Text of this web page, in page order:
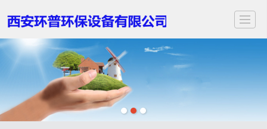
首页 关于我们服务项目 应用领域案例展示